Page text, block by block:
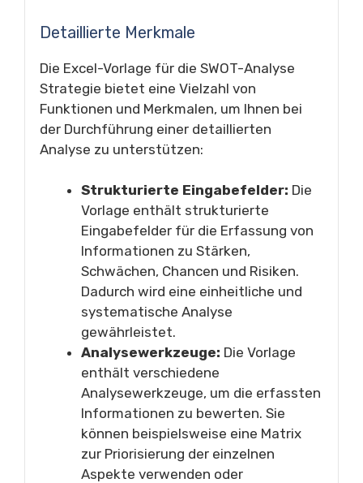
Detaillierte Merkmale
Die Excel-Vorlage für die SWOT-Analyse
Strategie bietet eine Vielzahl von
Funktionen und Merkmalen, um Ihnen bei
der Durchführung einer detaillierten
Analyse zu unterstützen:
Strukturierte Eingabefelder: Die
Vorlage enthält strukturierte
Eingabefelder für die Erfassung von
Informationen zu Stärken,
Schwächen, Chancen und Risiken.
Dadurch wird eine einheitliche und
systematische Analyse
gewährleistet.
Analysewerkzeuge: Die Vorlage
enthält verschiedene
Analysewerkzeuge, um die erfassten
Informationen zu bewerten. Sie
können beispielsweise eine Matrix
zur Priorisierung der einzelnen
Aspekte verwenden oder